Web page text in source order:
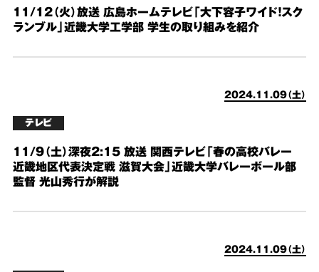
11/12（火）放送 広島ホームテレビ「大下容子ワイド！スク
ランブル」近畿大学工学部 学生の取り組みを紹介
2024.11.09（土）
テレビ
11/9（土）深夜2:15 放送 関西テレビ「春の高校バレー
近畿地区代表決定戦 滋賀大会」近畿大学バレーボール部
監督 光山秀行が解説
2024.11.09（土）